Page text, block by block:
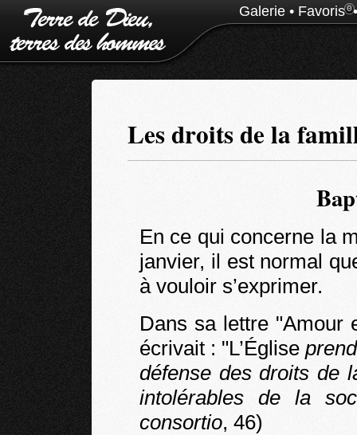
Galerie • Favoris0
Les droits de la
En ce qui concerne la
janvier, il est normal
à vouloir s’exprimer.
Dans sa lettre "Amour
écrivait : "L’Église
défense des droits de
intolérables de la
consortio, 46)